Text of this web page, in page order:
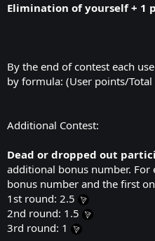
Elimination of yourself + 1
By the end of contest each
by formula: (User points/
Additional Contest:
Dead or dropped out
additional bonus number. For
bonus number and the first
1st round: 2.5
2nd round: 1.5
3rd round: 1